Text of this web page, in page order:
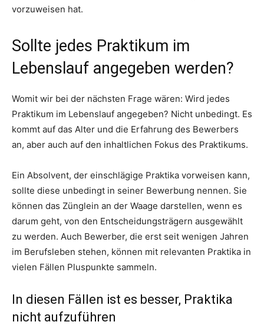
vorzuweisen hat.
Sollte jedes Praktikum im
Lebenslauf angegeben werden?
Womit wir bei der nächsten Frage wären: Wird jedes
Praktikum im Lebenslauf angegeben? Nicht unbedingt. Es
kommt auf das Alter und die Erfahrung des Bewerbers
an, aber auch auf den inhaltlichen Fokus des Praktikums.
Ein Absolvent, der einschlägige Praktika vorweisen kann,
sollte diese unbedingt in seiner Bewerbung nennen. Sie
können das Zünglein an der Waage darstellen, wenn es
darum geht, von den Entscheidungsträgern ausgewählt
zu werden. Auch Bewerber, die erst seit wenigen Jahren
im Berufsleben stehen, können mit relevanten Praktika in
vielen Fällen Pluspunkte sammeln.
In diesen Fällen ist es besser, Praktika
nicht aufzuführen